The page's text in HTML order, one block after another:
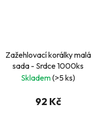
Zažehlovací korálky malá
sada - Srdce 1000ks
Skladem(>5 ks)
92 Kč